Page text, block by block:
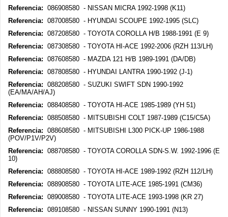
Referencia: 086908580 - NISSAN MICRA 1992-1998 (K11)
Referencia: 087008580 - HYUNDAI SCOUPE 1992-1995 (SLC)
Referencia: 087208580 - TOYOTA COROLLA H/B 1988-1991 (E 9)
Referencia: 087308580 - TOYOTA HI-ACE 1992-2006 (RZH 113/LH)
Referencia: 087608580 - MAZDA 121 H/B 1989-1991 (DA/DB)
Referencia: 087808580 - HYUNDAI LANTRA 1990-1992 (J-1)
Referencia: 088208580 - SUZUKI SWIFT SDN 1990-1992
(EA/MA/AH/AJ)
Referencia: 088408580 - TOYOTA HI-ACE 1985-1989 (YH 51)
Referencia: 088508580 - MITSUBISHI COLT 1987-1989 (C15/C5A)
Referencia: 088608580 - MITSUBISHI L300 PICK-UP 1986-1988
(POV/P1V/P2V)
Referencia: 088708580 - TOYOTA COROLLA SDN-S.W. 1992-1996 (E
10)
Referencia: 088808580 - TOYOTA HI-ACE 1989-1992 (RZH 112/LH)
Referencia: 088908580 - TOYOTA LITE-ACE 1985-1991 (CM36)
Referencia: 089008580 - TOYOTA LITE-ACE 1993-1998 (KR 27)
Referencia: 089108580 - NISSAN SUNNY 1990-1991 (N13)